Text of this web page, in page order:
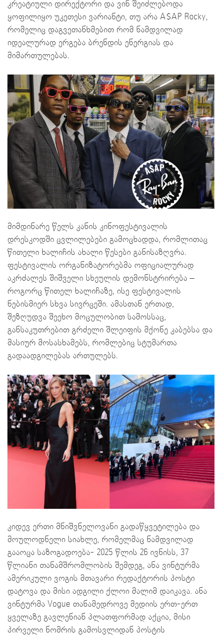
კრეატიული დირექტორი და ვინ შეიძლებოდა
ყოფილიყო უკეთესი ვარიანტი, თუ არა A$AP Rocky,
რომელიც დაგვეთანხმებით რომ ნამდვილად
იდეალურად ერგება ბრენდის ენერგიას და
მიმართულებას.
მიმდინარე წელს კანის კინოფესტივალის
დრესკოდში ცვლილებები გამოცხადდა, რომლითაც
წითელი ხალიჩის ახალი წესები განისაზღვრა.
ფესტივალის ორგანიზატორებმა ოფიციალურად
აკრძალეს შიშველი სხეულის დემონსტრირება –
როგორც წითელ ხალიჩაზე, ისე ფესტივალის
ნებისმიერ სხვა სივრცეში. ამასთან ერთად,
შეზღუდვა შეეხო მოცულობით სამოსსაც,
განსაკუთრებით გრძელი შლეიფის მქონე კაბებსა და
მასიურ მოსასხამებს, რომლებიც სტუმართა
გადაადგილებას ართულებს.
კიდევ ერთი მნიშვნელოვანი გადაწყვეტილება და
მოულოდნელი სიახლე, რომელმაც ნამდვილად
გააოცა საზოგადოება- 2025 წლის 26 ივნისს, 37
წლიანი თანამშრომლობის შემდეგ, ანა ვინტურმა
ამერიკული ვოგის მთავარი რედაქტორის პოსტი
დატოვა და მისი ადგილი ქლოი მალიმ დაიკავა. ანა
ვინტურმა Vogue თანამედროვე მედიის ერთ-ერთ
ყველაზე გავლენიან პლათფორმად აქცია, მისი
პირველი ნომრის გამოსვლიდან პოსტის